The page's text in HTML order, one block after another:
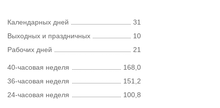
Календарных дней
31
Выходных и праздничных
10
Рабочих дней
21
40-часовая неделя
168,0
36-часовая неделя
151,2
24-часовая неделя
100,8